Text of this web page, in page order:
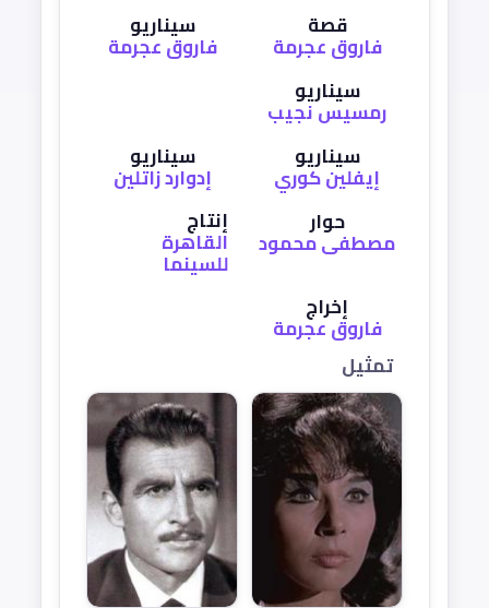
قصة
فاروق عجرمة
سيناريو
فاروق عجرمة
سيناريو
رمسيس نجيب
سيناريو
إيفلين كوري
سيناريو
إدوارد زاتلين
حوار
مصطفى محمود
إنتاج
القاهرة
للسينما
إخراج
فاروق عجرمة
تمثيل